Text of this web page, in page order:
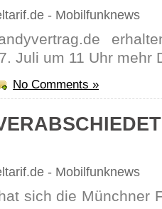
- Mobilfunknews
Juli um 11 Uhr mehr
No Comments »
- Mobilfunknews
sich die Münchner